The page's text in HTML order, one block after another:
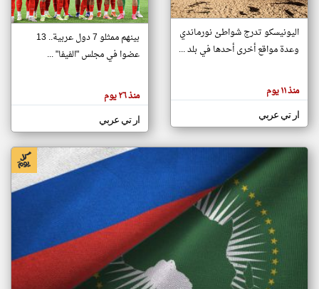
تغيير الدولة
اخبار جزر القمر على مدار الساعة
أهم اخبار جزر القمر العاجلة والمباشرة
هنا عن
وجهة
كاتبيها.
اليونيسكو تدرج شواطئ نورماندي
وعدة مواقع أخرى أحدها في بلد ...
منذ ١١ يوم
ار تي عربي
بينهم ممثلو 7 دول عربية.. 13
عضوا في مجلس "الفيفا" ...
منذ ٢٦ يوم
ار تي عربي
klyoum.com